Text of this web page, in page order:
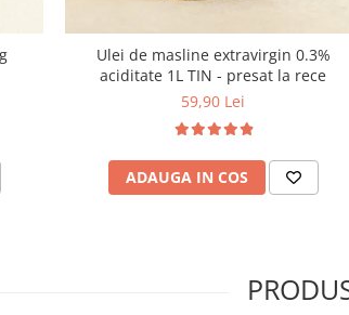
Ulei de masline extravirgin 0.3%
aciditate 1L TIN - presat la rece
59,90 Lei
ADAUGA IN COS